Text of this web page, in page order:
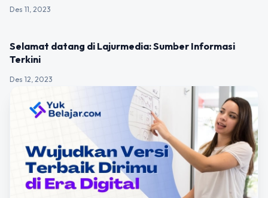
Des 11, 2023
Selamat datang di Lajurmedia: Sumber Informasi
Terkini
Des 12, 2023